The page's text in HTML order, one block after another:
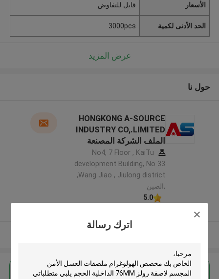
اترك رسالة
الأسعار قابل للتفاوض
الحد الأدنى لكمية 3000pcs
عرض المزيد
حول نا
HONGKONG A-SOURCE
INDUSTRY CO,.LIMITED
الملف الشركة المصنعة
No4, 7 Floor , KaiTu
development Building, No 33
,Wang Jiao , Jiulong district
,الصين
5.0
احصل على افضل سعر ل